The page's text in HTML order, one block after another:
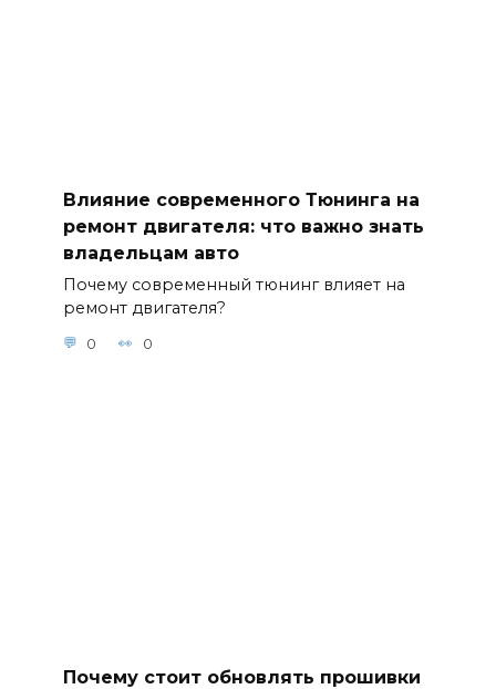
Влияние современного Тюнинга на
ремонт двигателя: что важно знать
владельцам авто
Почему современный тюнинг влияет на
ремонт двигателя?
0 0
Почему стоит обновлять прошивки